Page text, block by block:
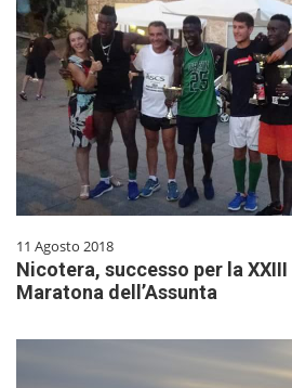
11 Agosto 2018
Nicotera, successo per la
Maratona dell’Assunta